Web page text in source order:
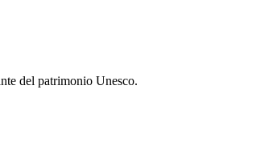
del patrimonio Unesco.